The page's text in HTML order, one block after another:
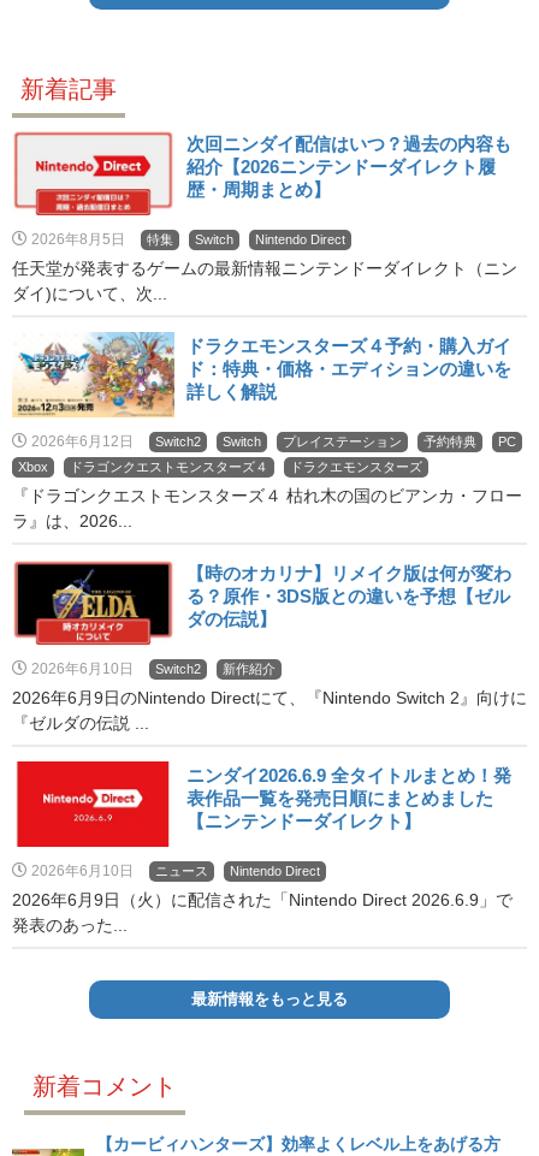
新着記事
次回ニンダイ配信はいつ？過去の内容も
紹介【2026ニンテンドーダイレクト履
歴・周期まとめ】
2026年8月5日 特集 Switch Nintendo Direct
任天堂が発表するゲームの最新情報ニンテンドーダイレクト（ニン
ダイ)について、次...
ドラクエモンスターズ４予約・購入ガイ
ド：特典・価格・エディションの違いを
詳しく解説
2026年6月12日 Switch2 Switch プレイステーション 予約特典
PC
Xbox
ドラゴンクエストモンスターズ４ ドラクエモンスターズ
『ドラゴンクエストモンスターズ４ 枯れ木の国のビアンカ・フロー
ラ』は、2026...
【時のオカリナ】リメイク版は何が変わ
る？原作・3DS版との違いを予想【ゼル
ダの伝説】
2026年6月10日 Switch2 新作紹介
2026年6月9日のNintendo Directにて、『Nintendo Switch 2』向けに
『ゼルダの伝説 ...
ニンダイ2026.6.9 全タイトルまとめ！発
表作品一覧を発売日順にまとめました
【ニンテンドーダイレクト】
2026年6月10日 ニュース Nintendo Direct
2026年6月9日（火）に配信された「Nintendo Direct 2026.6.9」で
発表のあった...
最新情報をもっと見る
新着コメント
【カービィハンターズ】効率よくレベル上をあげる方